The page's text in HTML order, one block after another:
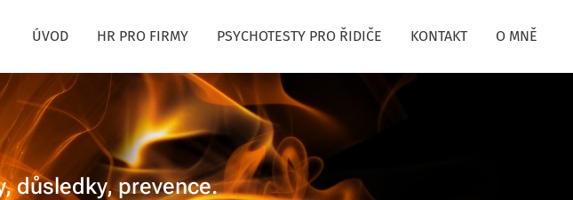
ÚVOD HR PRO FIRMY PSYCHOTESTY PRO ŘIDIČE KONTAKT O MNĚ
důsledky, prevence.